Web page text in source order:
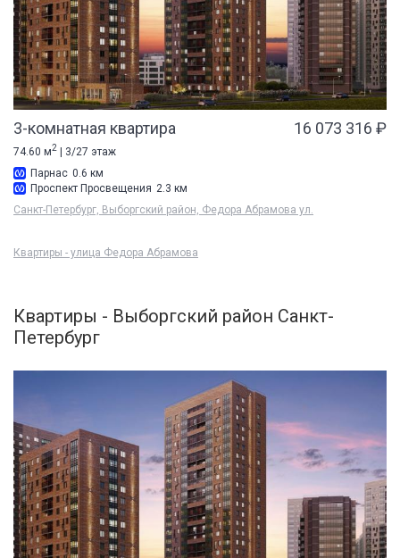
3-комнатная квартира 16 073 316 ₽
74.60 м2
| 3/27 этаж
Парнас 0.6 км
Проспект Просвещения 2.3 км
Санкт-Петербург, Выборгский район, Федора Абрамова ул.
Квартиры - улица Федора Абрамова
Квартиры - Выборгский район Санкт-
Петербург